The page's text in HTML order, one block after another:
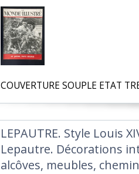
‎COUVERTURE SOUPLE ETAT
‎LEPAUTRE. Style Louis
Lepautre. Décorations
alcôves, meubles,